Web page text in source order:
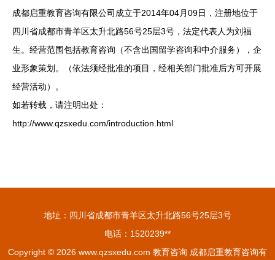
成都启重教育咨询有限公司成立于2014年04月09日，注册地位于
四川省成都市青羊区太升北路56号25层3号，法定代表人为刘福
生。经营范围包括教育咨询（不含出国留学咨询和中介服务），企
业形象策划。（依法须经批准的项目，经相关部门批准后方可开展
经营活动）。
如若转载，请注明出处：
http://www.qzsxedu.com/introduction.html
地址：四川省成都市青羊区太升北路56号25层3号
电话：1520239**
Copyright © 2026 www.qzsxedu.com 教育咨询 成都启重教育咨询有